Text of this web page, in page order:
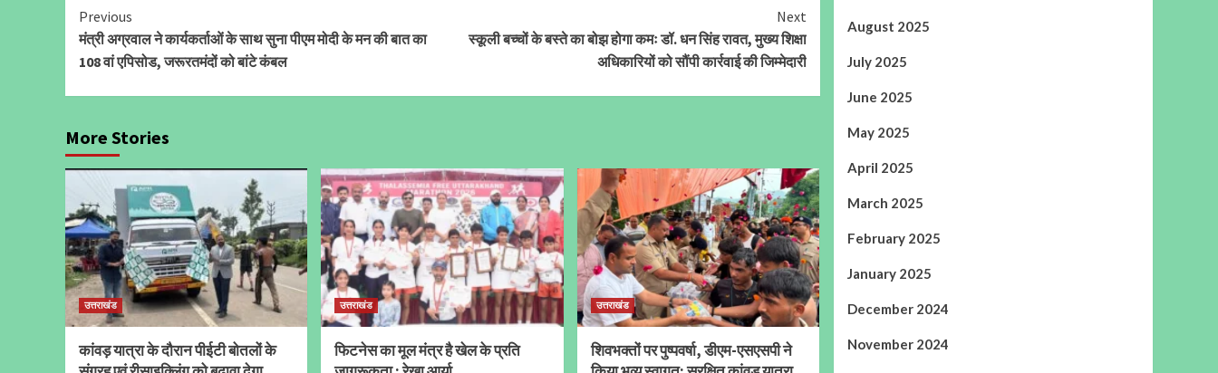
Continue
Reading
Previous
मंत्री अग्रवाल ने कार्यकर्ताओं के साथ सुना पीएम मोदी के मन की बात का
108 वां एपिसोड, जरूरतमंदों को बांटे कंबल
Next
स्कूली बच्चों के बस्ते का बोझ होगा कमः डॉ. धन सिंह रावत, मुख्य शिक्षा
अधिकारियों को सौंपी कार्रवाई की जिम्मेदारी
More Stories
उत्तराखंड
कांवड़ यात्रा के दौरान पीईटी बोतलों के
उत्तराखंड
फिटनेस का मूल मंत्र है खेल के प्रति
उत्तराखंड
शिवभक्तों पर पुष्पवर्षा, डीएम-एसएसपी ने
August 2025
July 2025
June 2025
May 2025
April 2025
March 2025
February 2025
January 2025
December 2024
November 2024